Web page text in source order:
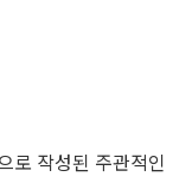
로 작성된 주관적인